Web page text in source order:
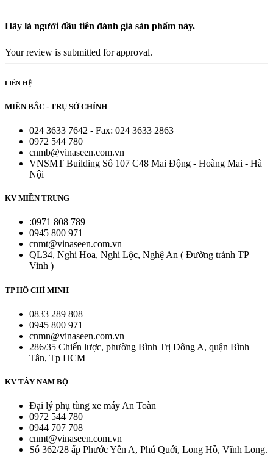
Hãy là người đầu tiên đánh giá sản phẩm này.
Your review is submitted for approval.
LIÊN HỆ
MIỀN BẮC - TRỤ SỞ CHÍNH
024 3633 7642 - Fax: 024 3633 2863
0972 544 780
cnmb@vinaseen.com.vn
VNSMT Building Số 107 C48 Mai Động - Hoàng Mai - Hà
Nội
KV MIỀN TRUNG
:0971 808 789
0945 800 971
cnmt@vinaseen.com.vn
QL34, Nghi Hoa, Nghi Lộc, Nghệ An ( Đường tránh TP
Vinh )
TP HỒ CHÍ MINH
0833 289 808
0945 800 971
cnmn@vinaseen.com.vn
286/35 Chiến lược, phường Bình Trị Đông A, quận Bình
Tân, Tp HCM
KV TÂY NAM BỘ
Đại lý phụ tùng xe máy An Toàn
0972 544 780
0944 707 708
cnmt@vinaseen.com.vn
Số 362/28 ấp Phước Yên A, Phú Quới, Long Hồ, Vĩnh Long.